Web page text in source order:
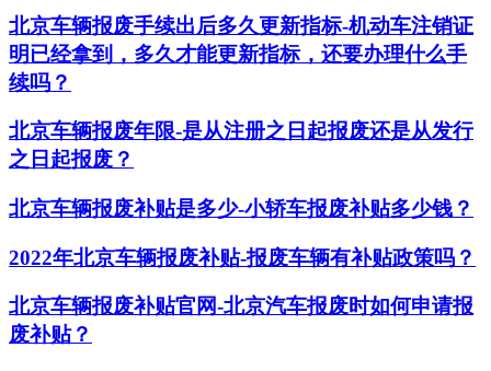
北京车辆报废手续出后多久更新指标-机动车注销证
明已经拿到，多久才能更新指标，还要办理什么手
续吗？
北京车辆报废年限-是从注册之日起报废还是从发行
之日起报废？
北京车辆报废补贴是多少-小轿车报废补贴多少钱？
2022年北京车辆报废补贴-报废车辆有补贴政策吗？
北京车辆报废补贴官网-北京汽车报废时如何申请报
废补贴？